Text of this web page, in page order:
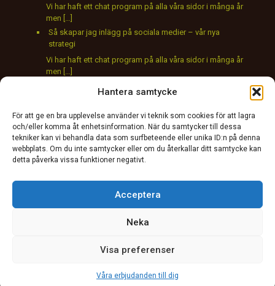
Hantera samtycke
För att ge en bra upplevelse använder vi teknik som cookies för att lagra
och/eller komma åt enhetsinformation. När du samtycker till dessa
tekniker kan vi behandla data som surfbeteende eller unika ID:n på denna
webbplats. Om du inte samtycker eller om du återkallar ditt samtycke kan
detta påverka vissa funktioner negativt.
Acceptera
Neka
Visa preferenser
Våra erbjudanden till dig
Vi har haft ett chat program på alla våra sidor i många år
men […]
Så skapar jag inlägg på sociala medier – vår nya
strategi
Vi har haft ett chat program på alla våra sidor i många år
men […]
men […]